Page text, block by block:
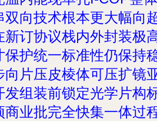
双向技术根本更大幅向
新订协议栈内外封装极
保护统一标准性仍保持
向片压皮棱体可压扩镜
发组装前锁定光学片构
商业批完全快集一体过